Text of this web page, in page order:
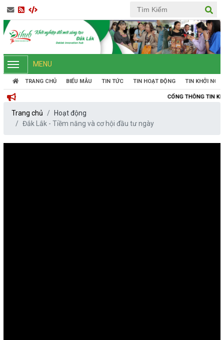
MENU
TRANG CHỦ BIỂU MẪU TIN TỨC TIN HOẠT ĐỘNG TIN KHỞI
CỔNG THÔNG TIN KHỞI NGHIỆP
Trang chủ
Hoạt động
Đắk Lắk - Tiềm năng và cơ hội đầu tư ngày